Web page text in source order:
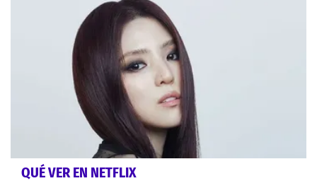
QUÉ VER EN NETFLIX